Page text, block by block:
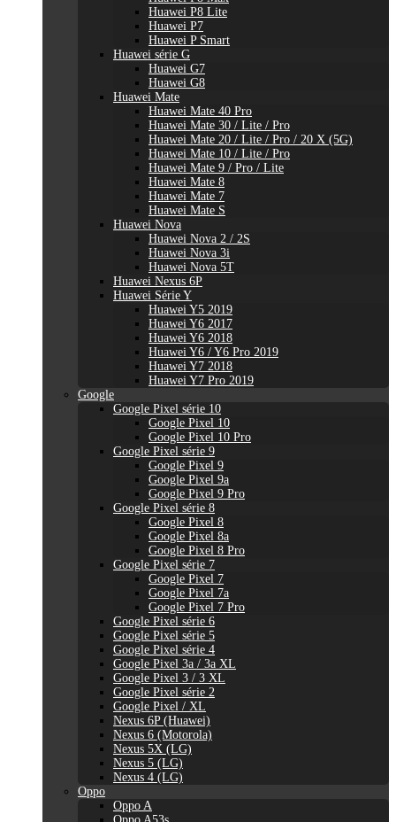
Huawei P8 Lite
Huawei P7
Huawei P Smart
Huawei série G
Huawei G7
Huawei G8
Huawei Mate
Huawei Mate 40 Pro
Huawei Mate 30 / Lite / Pro
Huawei Mate 20 / Lite / Pro / 20 X (5G)
Huawei Mate 10 / Lite / Pro
Huawei Mate 9 / Pro / Lite
Huawei Mate 8
Huawei Mate 7
Huawei Mate S
Huawei Nova
Huawei Nova 2 / 2S
Huawei Nova 3i
Huawei Nova 5T
Huawei Nexus 6P
Huawei Série Y
Huawei Y5 2019
Huawei Y6 2017
Huawei Y6 2018
Huawei Y6 / Y6 Pro 2019
Huawei Y7 2018
Huawei Y7 Pro 2019
Google
Google Pixel série 10
Google Pixel 10
Google Pixel 10 Pro
Google Pixel série 9
Google Pixel 9
Google Pixel 9a
Google Pixel 9 Pro
Google Pixel série 8
Google Pixel 8
Google Pixel 8a
Google Pixel 8 Pro
Google Pixel série 7
Google Pixel 7
Google Pixel 7a
Google Pixel 7 Pro
Google Pixel série 6
Google Pixel série 5
Google Pixel série 4
Google Pixel 3a / 3a XL
Google Pixel 3 / 3 XL
Google Pixel série 2
Google Pixel / XL
Nexus 6P (Huawei)
Nexus 6 (Motorola)
Nexus 5X (LG)
Nexus 5 (LG)
Nexus 4 (LG)
Oppo
Oppo A